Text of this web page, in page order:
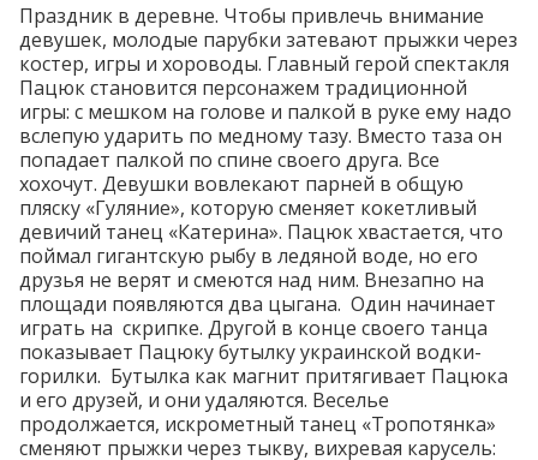
Праздник в деревне. Чтобы привлечь внимание
девушек, молодые парубки затевают прыжки через
костер, игры и хороводы. Главный герой спектакля
Пацюк становится персонажем традиционной
игры: с мешком на голове и палкой в руке ему надо
вслепую ударить по медному тазу. Вместо таза он
попадает палкой по спине своего друга. Все
хохочут. Девушки вовлекают парней в общую
пляску «Гуляние», которую сменяет кокетливый
девичий танец «Катерина». Пацюк хвастается, что
поймал гигантскую рыбу в ледяной воде, но его
друзья не верят и смеются над ним. Внезапно на
площади появляются два цыгана. Один начинает
играть на скрипке. Другой в конце своего танца
показывает Пацюку бутылку украинской водки-
горилки. Бутылка как магнит притягивает Пацюка
и его друзей, и они удаляются. Веселье
продолжается, искрометный танец «Тропотянка»
сменяют прыжки через тыкву, вихревая карусель: